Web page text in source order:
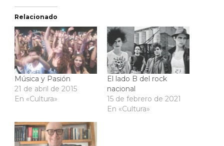
Relacionado
Música y Pasión
21 de abril de 2015
En «Cultura»
El lado B del rock
nacional
15 de febrero de 2021
En «Cultura»